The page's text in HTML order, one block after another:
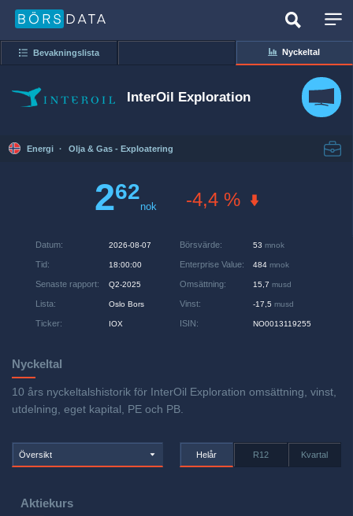
Bevakningslista Nyckeltal
InterOil Exploration
Energi · Olja & Gas - Exploatering
262
nok -4,4 %
Datum: 2026-08-07
Tid: 18:00:00
Senaste rapport: Q2-2025
Lista: Oslo Bors
Ticker: IOX
Börsvärde: 53 mnok
Enterprise Value: 484 mnok
Omsättning: 15,7 musd
Vinst: -17,5 musd
ISIN: NO0013119255
Nyckeltal
10 års nyckeltalshistorik för InterOil Exploration omsättning, vinst,
utdelning, eget kapital, PE och PB.
Översikt Helår R12 Kvartal
Aktiekurs